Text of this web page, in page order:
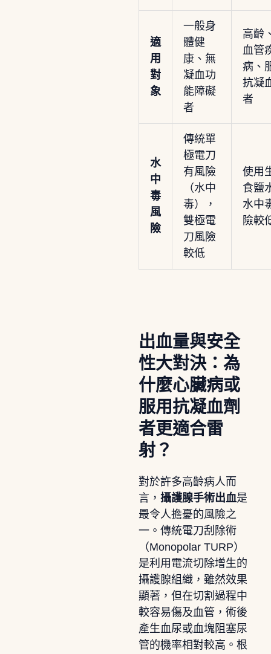
適
用
對
象
一般身
體健
康、無
凝血功
能障礙
者
高齡
血管
病、
抗凝
者
水
中
毒
風
險
傳統單
極電刀
有風險
（水中
毒），
雙極電
刀風險
較低
使用
食鹽
水中
險較
出血量與安全
性大對決：為
什麼心臟病或
服用抗凝血劑
者更適合雷
射？
對於許多高齡病人而
言， 攝護腺手術出血是
最令人擔憂的風險之
一。傳統電刀刮除術
（Monopolar TURP）
是利用電流切除增生的
攝護腺組織，雖然效果
顯著，但在切割過程中
較容易傷及血管，術後
產生血尿或血塊阻塞尿
管的機率相對較高。根